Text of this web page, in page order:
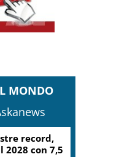
MONDO
record,
2028 con 7,5